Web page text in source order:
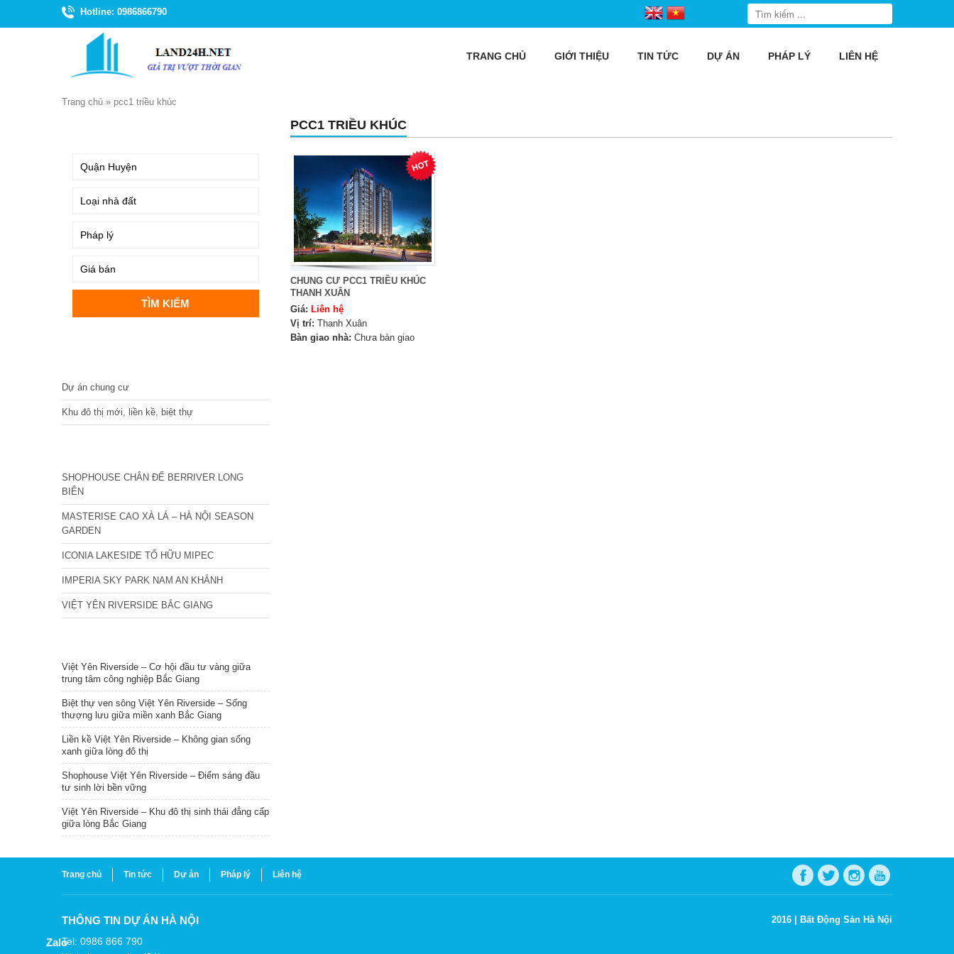
Hotline: 0986866790
TRANG CHỦ GIỚI THIỆU TIN TỨC DỰ ÁN PHÁP LÝ LIÊN HỆ
Trang chủ » pcc1 triều khúc
PCC1 TRIỀU KHÚC
CHUNG CƯ PCC1 TRIỀU KHÚC
THANH XUÂN
Giá: Liên hệ
Vị trí: Thanh Xuân
Bàn giao nhà: Chưa bàn giao
Dự án chung cư
Khu đô thị mới, liền kề, biệt thự
SHOPHOUSE CHÂN ĐẾ BERRIVER LONG
BIÊN
MASTERISE CAO XÀ LÁ – HÀ NỘI SEASON
GARDEN
ICONIA LAKESIDE TỐ HỮU MIPEC
IMPERIA SKY PARK NAM AN KHÁNH
VIỆT YÊN RIVERSIDE BẮC GIANG
Việt Yên Riverside – Cơ hội đầu tư vàng giữa
trung tâm công nghiệp Bắc Giang
Biệt thự ven sông Việt Yên Riverside – Sống
thượng lưu giữa miền xanh Bắc Giang
Liền kề Việt Yên Riverside – Không gian sống
xanh giữa lòng đô thị
Shophouse Việt Yên Riverside – Điểm sáng đầu
tư sinh lời bền vững
Việt Yên Riverside – Khu đô thị sinh thái đẳng cấp
giữa lòng Bắc Giang
Trang chủ Tin tức Dự án Pháp lý Liên hệ
THÔNG TIN DỰ ÁN HÀ NỘI
Tel: 0986 866 790
2016 | Bất Động Sản Hà Nội
Zalo